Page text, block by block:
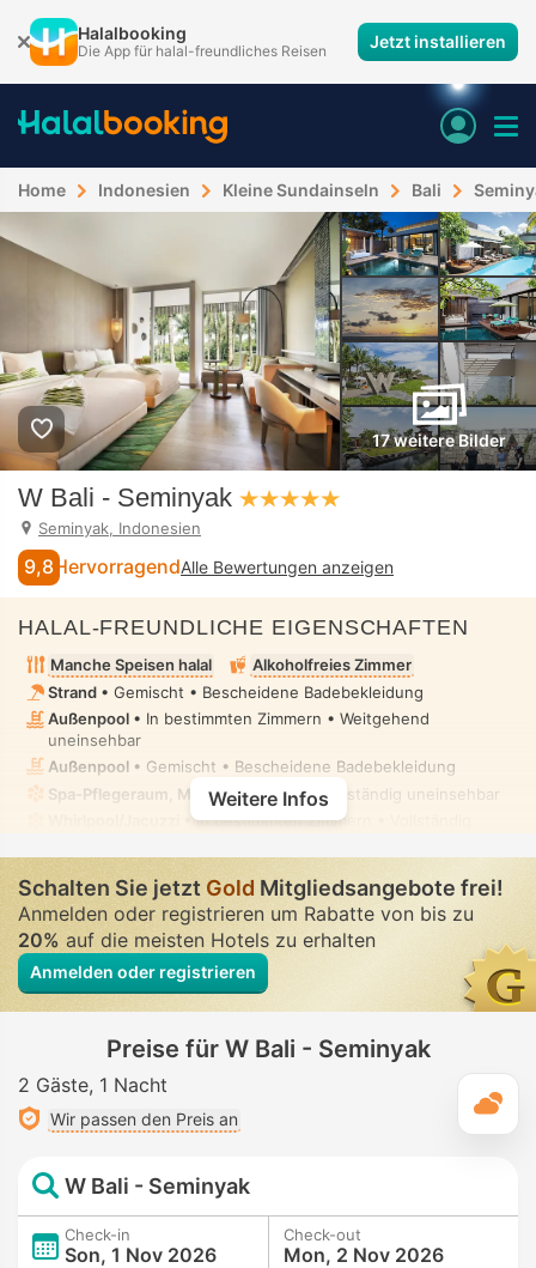
Halalbooking
Die App für halal-freundliches Reisen Jetzt installieren
Home Indonesien Kleine Sundainseln Bali
17 weitere Bilder
W Bali - Seminyak
Seminyak, Indonesien
9,8 HervorragendAlle Bewertungen anzeigen
HALAL-FREUNDLICHE EIGENSCHAFTEN
Manche Speisen halal
Alkoholfreies Zimmer
Strand • Gemischt • Bescheidene Badebekleidung
Außenpool • In bestimmten Zimmern • Weitgehend
uneinsehbar
Außenpool • Gemischt • Bescheidene Badebekleidung
Spa-Pflegeraum, Massage• Privat • Vollständig uneinsehbar
• In bestimmten Zimmern • Vollständig
Bidet-Handbrause • In allen Zimmern
Weitere Infos
Schalten Sie jetztGold Mitgliedsangebote frei!
Anmelden oder registrieren um Rabatte von bis zu
20%auf die meisten Hotels zu erhalten
Anmelden oder registrieren
Preise für W Bali - Seminyak
2 Gäste 1 Nacht
Wir passen den Preis an
W Bali - Seminyak
Check-in
Son, 1 Nov 2026
Check-out
Mon, 2 Nov 2026